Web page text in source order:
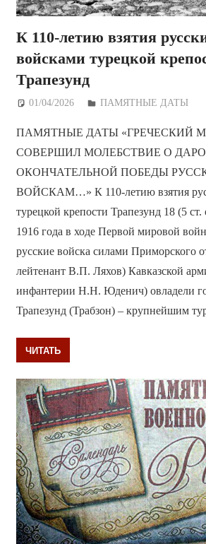
К 110-летию взятия
войсками турецкой
Трапезунд
01/04/2026 Дежурный по Редакции
ПАМЯТНЫЕ ДАТЫ
ПАМЯТНЫЕ ДАТЫ «ГРЕЧЕСКИЙ
СОВЕРШИЛ МОЛЕБСТВИЕ О
ОКОНЧАТЕЛЬНОЙ ПОБЕДЫ
ВОЙСКАМ…» К 110-летию взятия
турецкой крепости Трапезунд 18 (5 ст.
1916 года в ходе Первой мировой
русские войска силами Приморского
лейтенант В.П. Ляхов) Кавказской
инфантерии Н.Н. Юденич) овладели
Трапезунд (Трабзон) – крупнейшим
ЧИТАТЬ